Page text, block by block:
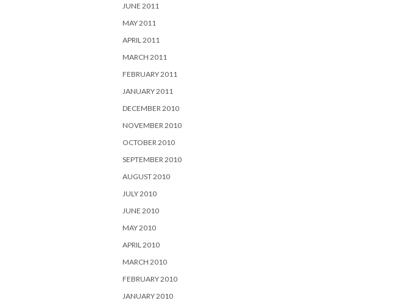
JUNE 2011
MAY 2011
APRIL 2011
MARCH 2011
FEBRUARY 2011
JANUARY 2011
DECEMBER 2010
NOVEMBER 2010
OCTOBER 2010
SEPTEMBER 2010
AUGUST 2010
JULY 2010
JUNE 2010
MAY 2010
APRIL 2010
MARCH 2010
FEBRUARY 2010
JANUARY 2010